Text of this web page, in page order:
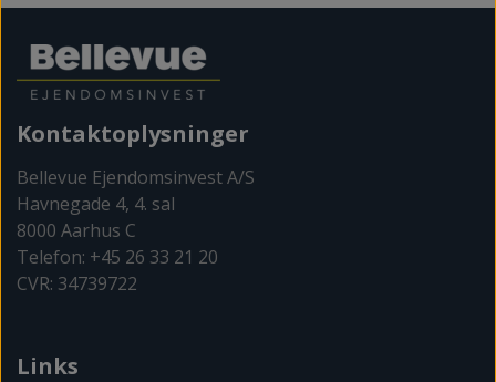
Kontaktoplysninger
Bellevue Ejendomsinvest A/S
Havnegade 4, 4. sal
8000 Aarhus C
Telefon: +45 26 33 21 20
CVR: 34739722
Links